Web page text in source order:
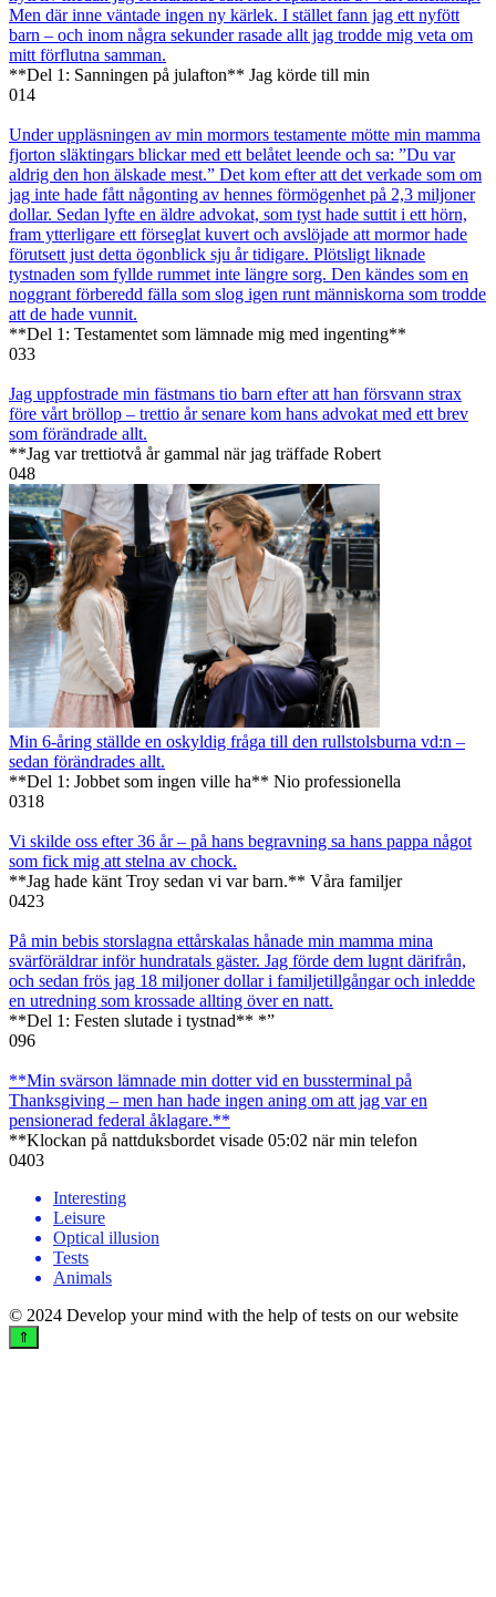
Men där inne väntade ingen ny kärlek. I stället fann jag ett nyfött
barn – och inom några sekunder rasade allt jag trodde mig veta om
mitt förflutna samman.
**Del 1: Sanningen på julafton** Jag körde till min
014
Under uppläsningen av min mormors testamente mötte min mamma
fjorton släktingars blickar med ett belåtet leende och sa: ”Du var
aldrig den hon älskade mest.” Det kom efter att det verkade som om
jag inte hade fått någonting av hennes förmögenhet på 2,3 miljoner
dollar. Sedan lyfte en äldre advokat, som tyst hade suttit i ett hörn,
fram ytterligare ett förseglat kuvert och avslöjade att mormor hade
förutsett just detta ögonblick sju år tidigare. Plötsligt liknade
tystnaden som fyllde rummet inte längre sorg. Den kändes som en
noggrant förberedd fälla som slog igen runt människorna som trodde
att de hade vunnit.
**Del 1: Testamentet som lämnade mig med ingenting**
033
Jag uppfostrade min fästmans tio barn efter att han försvann strax
före vårt bröllop – trettio år senare kom hans advokat med ett brev
som förändrade allt.
**Jag var trettiotvå år gammal när jag träffade Robert
048
Min 6-åring ställde en oskyldig fråga till den rullstolsburna vd:n –
sedan förändrades allt.
**Del 1: Jobbet som ingen ville ha** Nio professionella
0318
Vi skilde oss efter 36 år – på hans begravning sa hans pappa något
som fick mig att stelna av chock.
**Jag hade känt Troy sedan vi var barn.** Våra familjer
0423
På min bebis storslagna ettårskalas hånade min mamma mina
svärföräldrar inför hundratals gäster. Jag förde dem lugnt därifrån,
och sedan frös jag 18 miljoner dollar i familjetillgångar och inledde
en utredning som krossade allting över en natt.
**Del 1: Festen slutade i tystnad** *”
096
**Min svärson lämnade min dotter vid en bussterminal på
Thanksgiving – men han hade ingen aning om att jag var en
pensionerad federal åklagare.**
**Klockan på nattduksbordet visade 05:02 när min telefon
0403
Interesting
Leisure
Optical illusion
Tests
Animals
© 2024 Develop your mind with the help of tests on our website